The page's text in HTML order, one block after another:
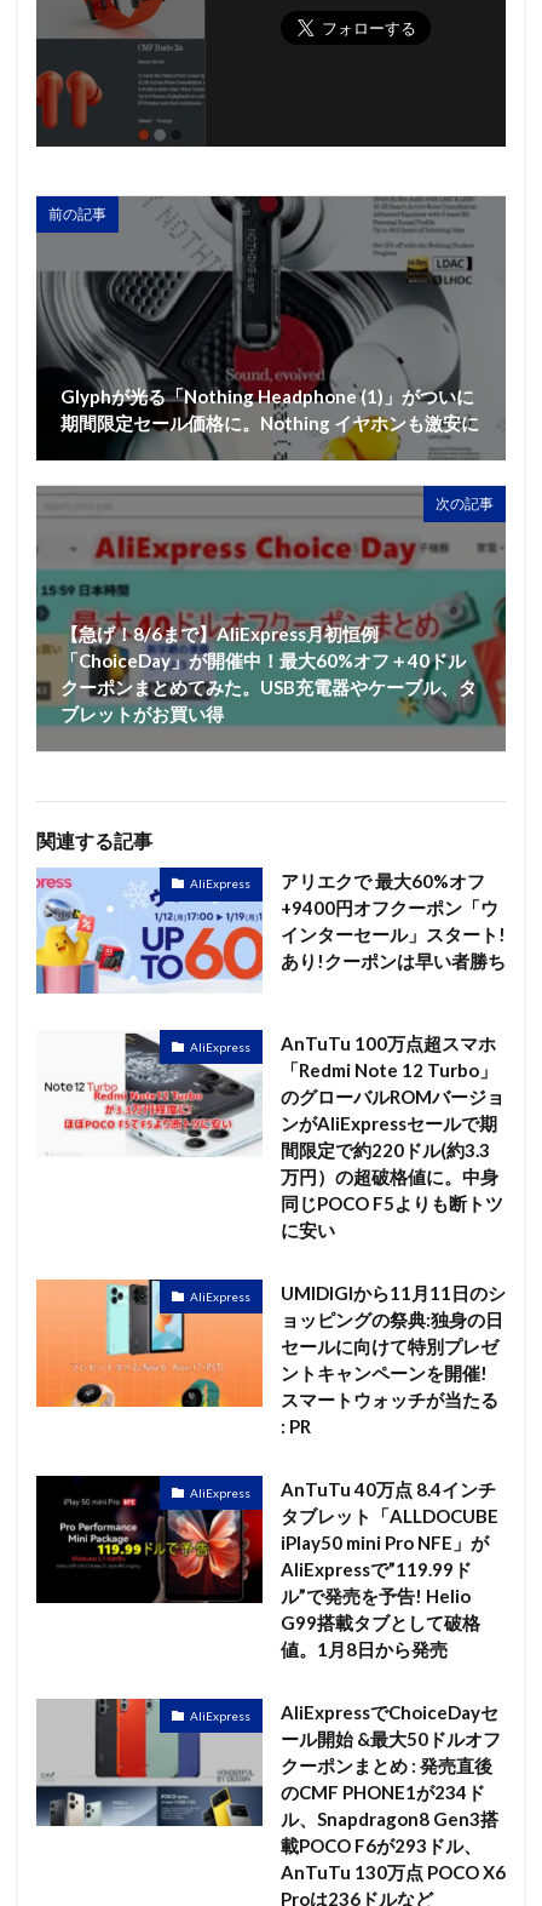
前の記事
Glyphが光る「Nothing Headphone (1)」がついに
期間限定セール価格に。Nothing イヤホンも激安に
次の記事
【急げ！8/6まで】AliExpress月初恒例
「ChoiceDay」が開催中！最大60%オフ＋40ドル
クーポンまとめてみた。USB充電器やケーブル、タ
ブレットがお買い得
関連する記事
AliExpress
アリエクで 最大60%オフ
+9400円オフクーポン「ウ
インターセール」スタート!
あり!クーポンは早い者勝ち
AliExpress
AnTuTu 100万点超スマホ
「Redmi Note 12 Turbo」
のグローバルROMバージョ
ンがAliExpressセールで期
間限定で約220ドル(約3.3
万円）の超破格値に。中身
同じPOCO F5よりも断トツ
に安い
AliExpress
UMIDIGIから11月11日のシ
ョッピングの祭典:独身の日
セールに向けて特別プレゼ
ントキャンペーンを開催!
スマートウォッチが当たる
: PR
AliExpress
AnTuTu 40万点 8.4インチ
タブレット「ALLDOCUBE
iPlay50 mini Pro NFE」が
AliExpressで”119.99ド
ル”で発売を予告! Helio
G99搭載タブとして破格
値。1月8日から発売
AliExpress
AliExpressでChoiceDayセ
ール開始 &最大50ドルオフ
クーポンまとめ : 発売直後
のCMF PHONE1が234ド
ル、Snapdragon8 Gen3搭
載POCO F6が293ドル、
AnTuTu 130万点 POCO X6
Proは236ドルなど